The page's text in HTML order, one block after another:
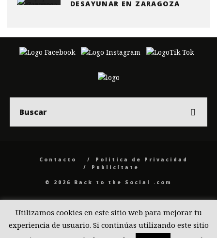
DESAYUNAR EN ZARAGOZA
Contacto
Politica de Privacidad
Publicítate
© 2026 Back to the Social .com
Utilizamos cookies en este sitio web para mejorar tu
experiencia de usuario. Si continúas utilizando este sitio